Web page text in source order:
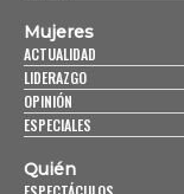
Mujeres
ACTUALIDAD
LIDERAZGO
OPINIÓN
ESPECIALES
Quién